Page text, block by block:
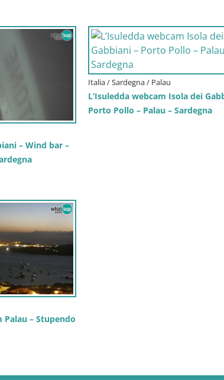
– Wind bar –
Italia / Sardegna / Palau
L’Isuledda webcam Isola dei
Porto Pollo – Palau – Sardegna
Palau – Stupendo